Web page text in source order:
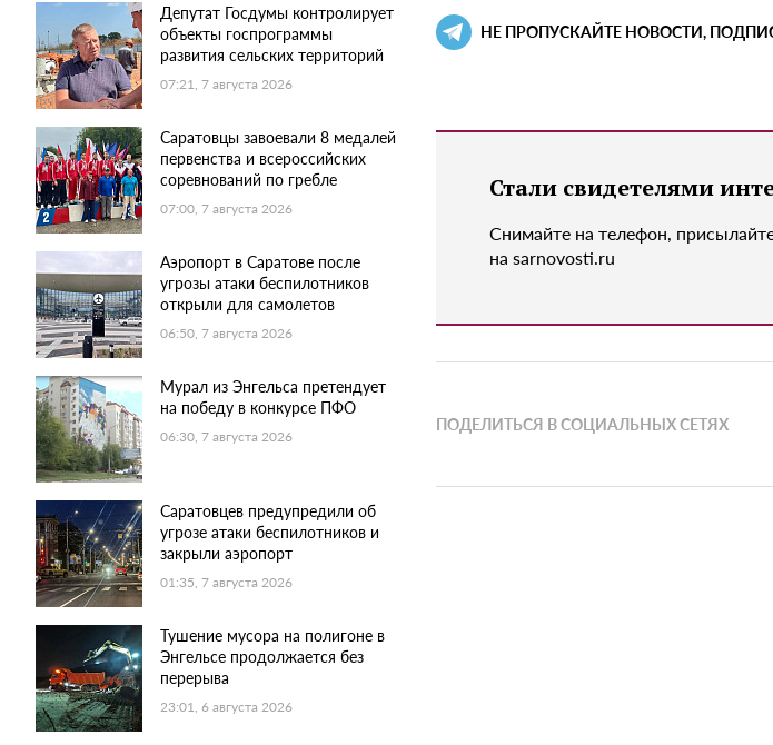
Депутат Госдумы контролирует
объекты госпрограммы
развития сельских территорий
07:21, 7 августа 2026
Саратовцы завоевали 8 медалей
первенства и всероссийских
соревнований по гребле
07:00, 7 августа 2026
Аэропорт в Саратове после
угрозы атаки беспилотников
открыли для самолетов
06:50, 7 августа 2026
Мурал из Энгельса претендует
на победу в конкурсе ПФО
06:30, 7 августа 2026
Саратовцев предупредили об
угрозе атаки беспилотников и
закрыли аэропорт
01:35, 7 августа 2026
Тушение мусора на полигоне в
Энгельсе продолжается без
перерыва
23:01, 6 августа 2026
НЕ ПРОПУСКАЙТЕ НОВОСТИ,
Стали свидетелями
Снимайте на телефон,
на sarnovosti.ru
ПОДЕЛИТЬСЯ В СОЦИАЛЬНЫХ СЕТЯХ